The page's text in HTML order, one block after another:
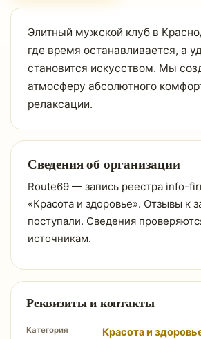
Элитный мужской клуб в
где время останавливается, а
становится искусством. Мы
атмосферу абсолютного
релаксации.
Сведения об организации
Route69 — запись реестра info-
«Красота и здоровье». Отзывы к
поступали. Сведения
источникам.
Реквизиты и контакты
Категория Красота и